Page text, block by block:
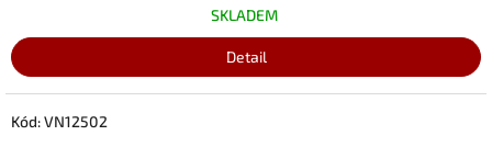
SKLADEM
Detail
Kód:VN12502